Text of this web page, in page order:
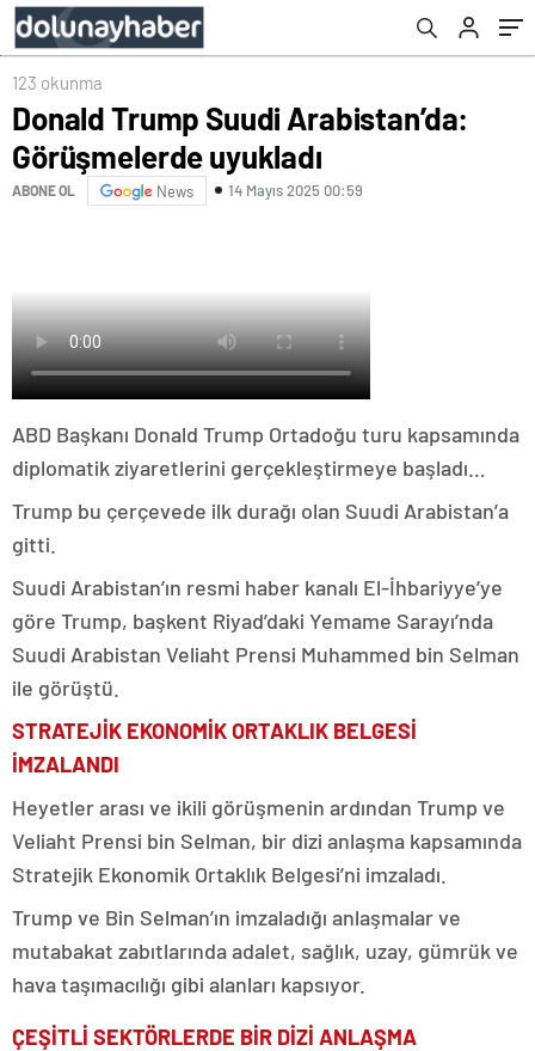
123 okunma
Donald Trump Suudi Arabistan’da:
Görüşmelerde uyukladı
ABONE OL News 14 Mayıs 2025 00:59
ABD Başkanı Donald Trump Ortadoğu turu kapsamında
diplomatik ziyaretlerini gerçekleştirmeye başladı…
Trump bu çerçevede ilk durağı olan Suudi Arabistan’a
gitti.
Suudi Arabistan’ın resmi haber kanalı El-İhbariyye’ye
göre Trump, başkent Riyad’daki Yemame Sarayı’nda
Suudi Arabistan Veliaht Prensi Muhammed bin Selman
ile görüştü.
STRATEJİK EKONOMİK ORTAKLIK BELGESİ
İMZALANDI
Heyetler arası ve ikili görüşmenin ardından Trump ve
Veliaht Prensi bin Selman, bir dizi anlaşma kapsamında
Stratejik Ekonomik Ortaklık Belgesi’ni imzaladı.
Trump ve Bin Selman’ın imzaladığı anlaşmalar ve
mutabakat zabıtlarında adalet, sağlık, uzay, gümrük ve
hava taşımacılığı gibi alanları kapsıyor.
ÇEŞİTLİ SEKTÖRLERDE BİR DİZİ ANLAŞMA